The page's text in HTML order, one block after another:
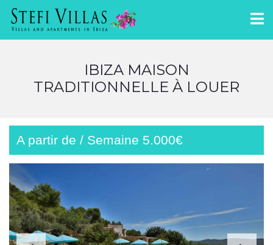
IBIZA MAISON
TRADITIONNELLE À LOUER
A partir de / Semaine 5.000€